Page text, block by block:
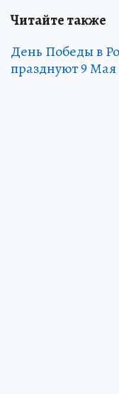
Читайте также
День Победы в
празднуют 9 Мая